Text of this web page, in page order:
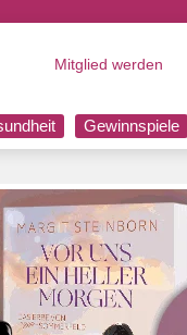
Mitglied werden
Gewinnspiele